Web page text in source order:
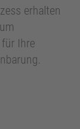
erhalten
Ihre